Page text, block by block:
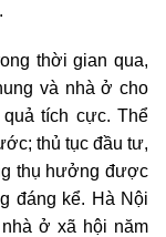
thời gian qua,
và nhà ở cho
tích cực. Thể
thủ tục đầu tư,
thụ hưởng được
đáng kể. Hà Nội
ở xã hội năm